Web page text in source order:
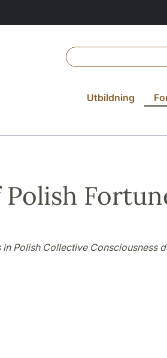
Utbildning
Polish Collective Consciousness